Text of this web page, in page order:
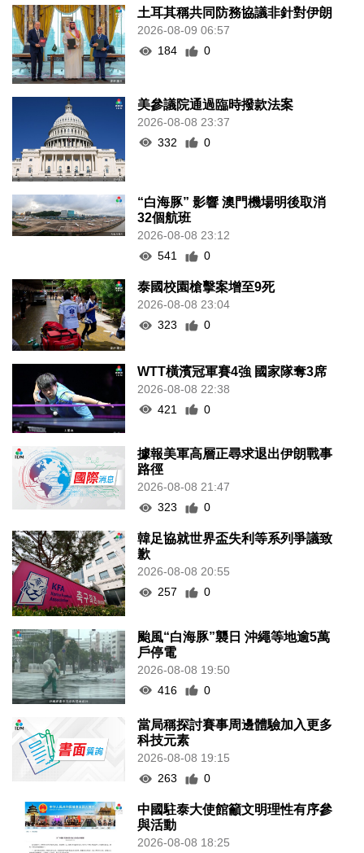
土耳其稱共同防務協議非針對伊朗
2026-08-09 06:57
184
0
美參議院通過臨時撥款法案
2026-08-08 23:37
332
0
“白海豚” 影響 澳門機場明後取消
32個航班
2026-08-08 23:12
541
0
泰國校園槍擊案增至9死
2026-08-08 23:04
323
0
WTT橫濱冠軍賽4強 國家隊奪3席
2026-08-08 22:38
421
0
據報美軍高層正尋求退出伊朗戰事
路徑
2026-08-08 21:47
323
0
韓足協就世界盃失利等系列爭議致
歉
2026-08-08 20:55
257
0
颱風“白海豚”襲日 沖繩等地逾5萬
戶停電
2026-08-08 19:50
416
0
當局稱探討賽事周邊體驗加入更多
科技元素
2026-08-08 19:15
263
0
中國駐泰大使館籲文明理性有序參
與活動
2026-08-08 18:25